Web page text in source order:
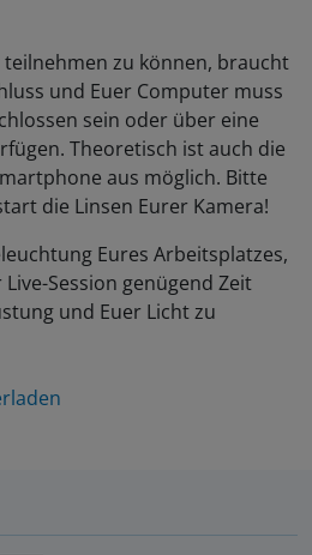
zu können, braucht
und Euer Computer muss
sein oder über eine
Theoretisch ist auch die
aus möglich. Bitte
die Linsen Eurer Kamera!
Eures Arbeitsplatzes,
Session genügend Zeit
und Euer Licht zu